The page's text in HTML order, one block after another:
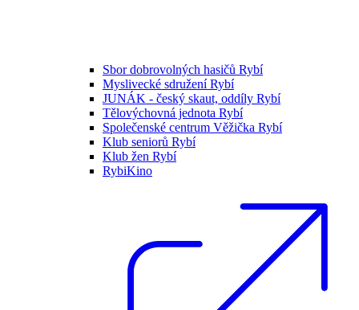
Sbor dobrovolných hasičů Rybí
Myslivecké sdružení Rybí
JUNÁK - český skaut, oddíly Rybí
Tělovýchovná jednota Rybí
Společenské centrum Věžička Rybí
Klub seniorů Rybí
Klub žen Rybí
RybiKino